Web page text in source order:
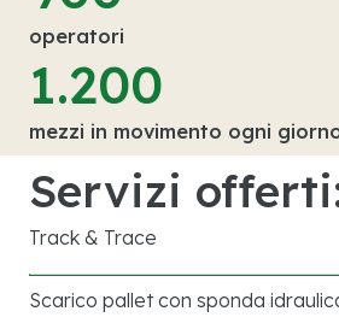
operatori
1.200
mezzi in movimento ogni
Servizi
Track & Trace
Scarico pallet con sponda